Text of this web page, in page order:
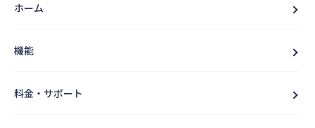
ホーム
機能
料金・サポート